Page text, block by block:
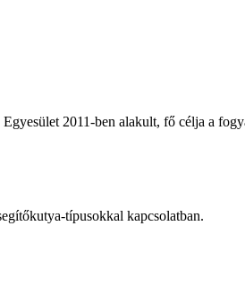
2011-ben alakult, fő célja a
típusokkal kapcsolatban.